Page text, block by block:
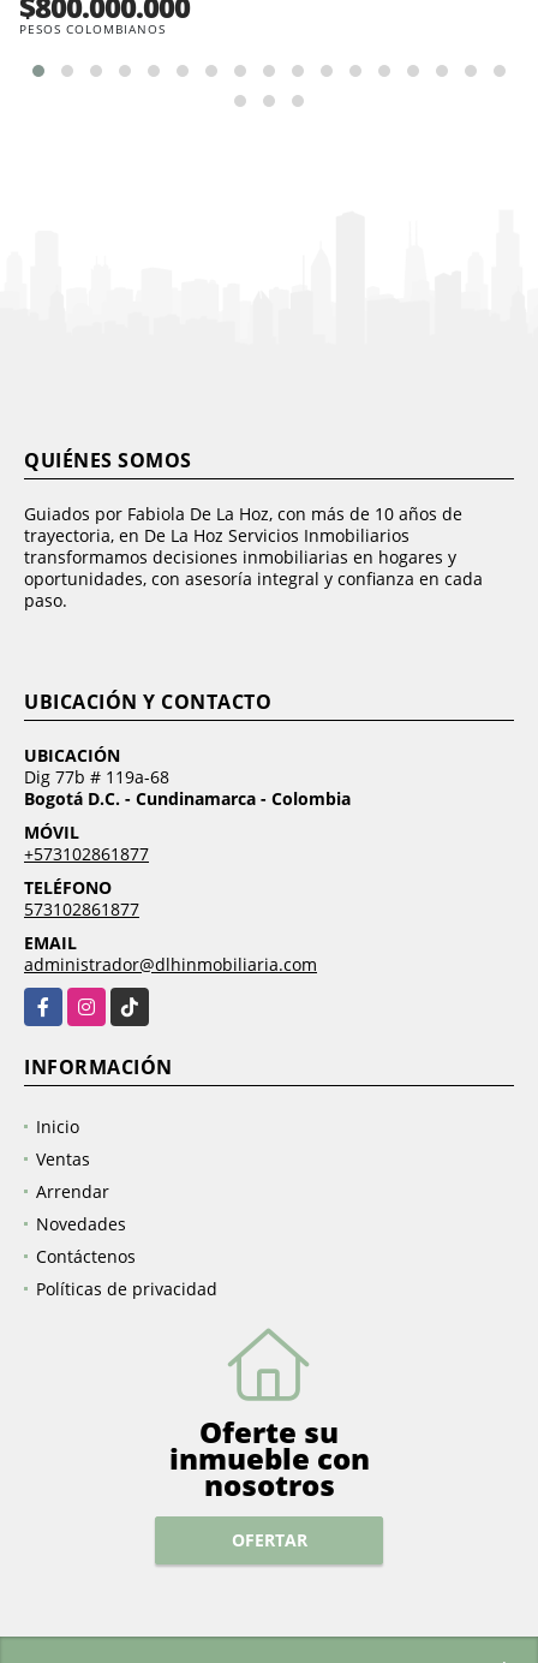
PESOS COLOMBIANOS
QUIÉNES SOMOS
Guiados por Fabiola De La Hoz, con más de 10 años de
trayectoria, en De La Hoz Servicios Inmobiliarios
transformamos decisiones inmobiliarias en hogares y
oportunidades, con asesoría integral y confianza en cada
paso.
UBICACIÓN Y CONTACTO
UBICACIÓN
Dig 77b # 119a-68
Bogotá D.C. - Cundinamarca - Colombia
MÓVIL
+573102861877
TELÉFONO
573102861877
EMAIL
administrador@dlhinmobiliaria.com
FacebookInstagramTikTok
INFORMACIÓN
Inicio
Ventas
Arrendar
Novedades
Contáctenos
Políticas de privacidad
Oferte su
inmueble con
nosotros
OFERTAR